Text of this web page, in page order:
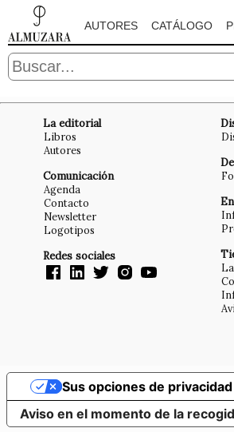
AUTORES CATÁLOGO
La editorial
Libros
Autores
Comunicación
Agenda
Contacto
Newsletter
Logotipos
Redes sociales
Aviso en el momento de la
Sus opciones de privacidad